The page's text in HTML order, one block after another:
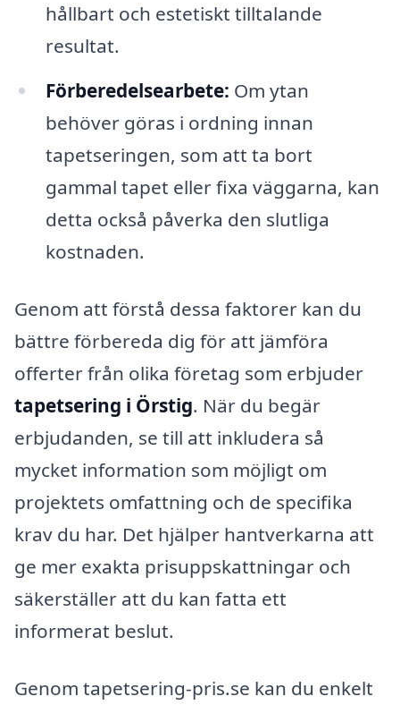
hållbart och estetiskt tilltalande
resultat.
Förberedelsearbete: Om ytan
behöver göras i ordning innan
tapetseringen, som att ta bort
gammal tapet eller fixa väggarna, kan
detta också påverka den slutliga
kostnaden.
Genom att förstå dessa faktorer kan du
bättre förbereda dig för att jämföra
offerter från olika företag som erbjuder
tapetsering i Örstig. När du begär
erbjudanden, se till att inkludera så
mycket information som möjligt om
projektets omfattning och de specifika
krav du har. Det hjälper hantverkarna att
ge mer exakta prisuppskattningar och
säkerställer att du kan fatta ett
informerat beslut.
Genom tapetsering-pris.se kan du enkelt